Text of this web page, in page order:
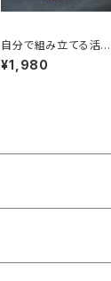
自分で組み立てる活版
カレンダー 2026
¥1,980